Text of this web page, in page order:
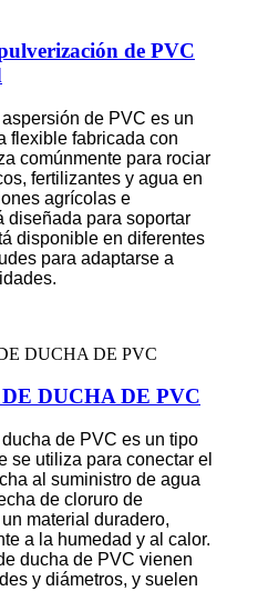
de PVC
de PVC es un
flexible fabricada con
comúnmente para rociar
fertilizantes y agua en
agrícolas e
diseñada para soportar
disponible en diferentes
para adaptarse a
DUCHA DE PVC
de PVC es un tipo
se utiliza para conectar el
al suministro de agua
de cloruro de
material duradero,
a la humedad y al calor.
ducha de PVC vienen
y diámetros, y suelen